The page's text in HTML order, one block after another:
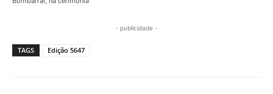
- publicidade -
TAGS Edição 5647